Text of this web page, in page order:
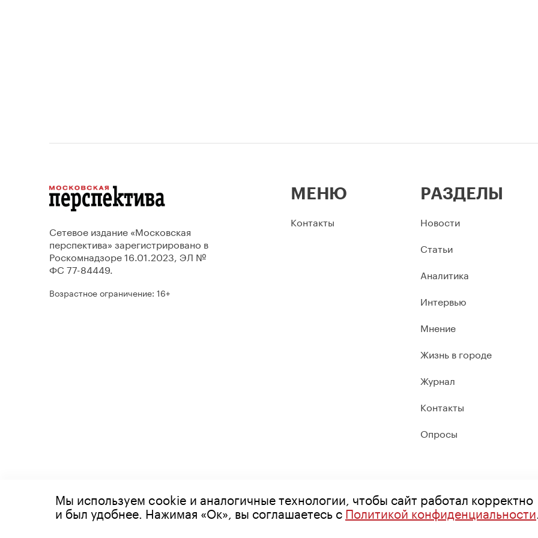
Сетевое издание «Московская
перспектива» зарегистрировано в
Роскомнадзоре 16.01.2023, ЭЛ №
ФС 77-84449.
Возрастное ограничение: 16+
МЕНЮ
Контакты
РАЗДЕЛЫ
Новости
Статьи
Аналитика
Интервью
Мнение
Жизнь в городе
Журнал
Контакты
Опросы
© 2026 Все права защищены
Мы используем cookie и аналогичные технологии, чтобы сайт работал корректно
и был удобнее. Нажимая «Ок», вы соглашаетесь сПолитикой конфиденциальности